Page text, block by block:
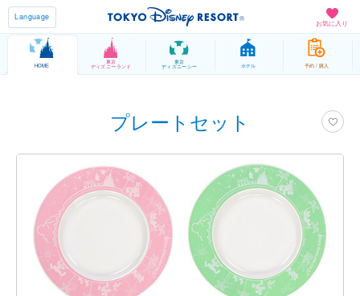
お気に入り
Language
HOME
東京
ディズニーランド
東京
ディズニーシー ホテル 予約 / 購入
プレートセット